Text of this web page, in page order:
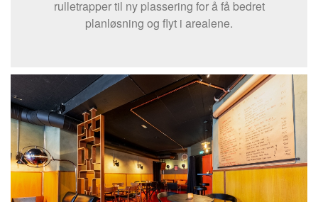
rulletrapper til ny plassering for å få bedret
planløsning og flyt i arealene.